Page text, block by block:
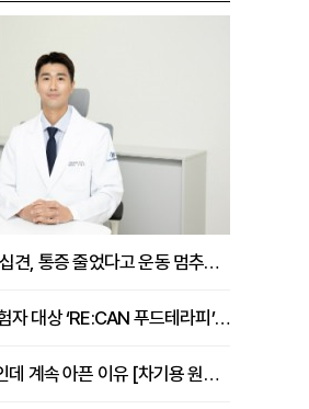
팔 들기 어려운 오십견, 통증 줄었다고 운동 멈추면 안 되는 이유 [이병욱 원장 칼럼]
리엔에이치, 암경험자 대상 ‘RE:CAN 푸드테라피’ 운영
허리 MRI는 정상인데 계속 아픈 이유 [차기용 원장 칼럼]